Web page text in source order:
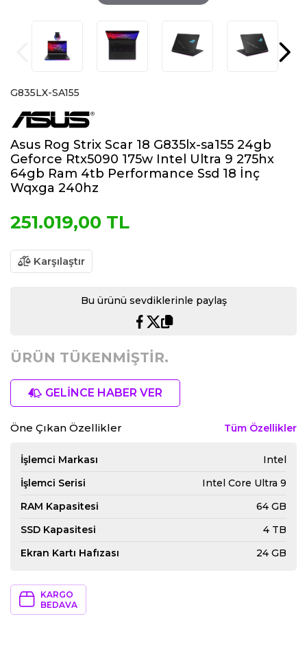
G835LX-SA155
Asus Rog Strix Scar 18 G835lx-sa155 24gb
Geforce Rtx5090 175w Intel Ultra 9 275hx
64gb Ram 4tb Performance Ssd 18 İnç
Wqxga 240hz
251.019,00 TL
Karşılaştır
Bu ürünü sevdiklerinle paylaş
ÜRÜN TÜKENMİŞTİR.
GELİNCE HABER VER
Öne Çıkan Özellikler Tüm Özellikler
İşlemci Markası
Intel
İşlemci Serisi
Intel Core Ultra 9
RAM Kapasitesi
64 GB
SSD Kapasitesi
4 TB
Ekran Kartı Hafızası
24 GB
KARGO
BEDAVA